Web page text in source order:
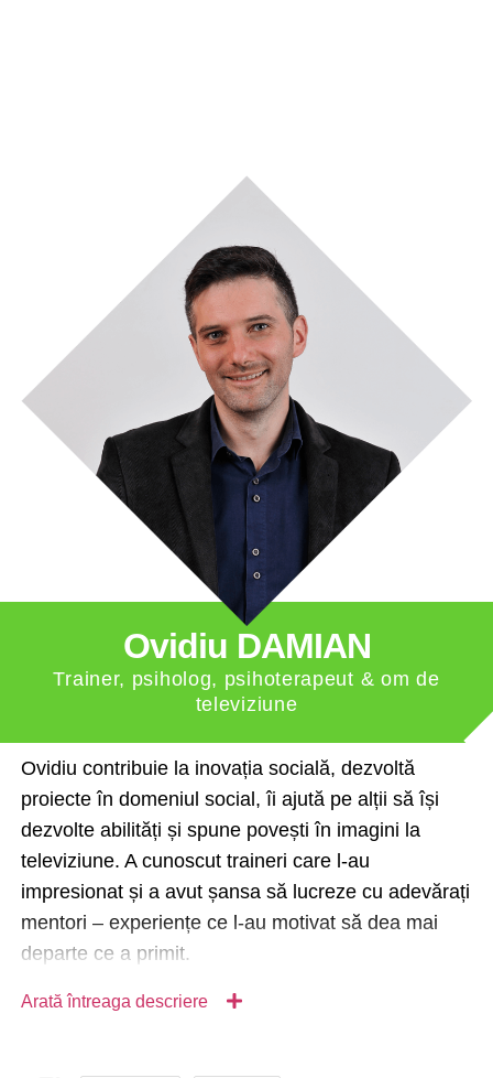
Ovidiu DAMIAN
Trainer, psiholog, psihoterapeut & om de
televiziune
Ovidiu contribuie la inovația socială, dezvoltă
proiecte în domeniul social, îi ajută pe alții să își
dezvolte abilități și spune povești în imagini la
televiziune. A cunoscut traineri care l-au
impresionat și a avut șansa să lucreze cu adevărați
mentori – experiențe ce l-au motivat să dea mai
departe ce a primit.
Arată întreaga descriere